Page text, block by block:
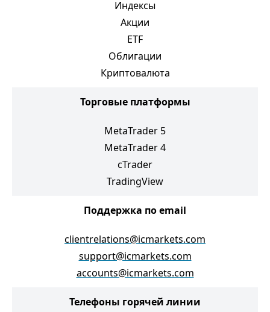
Индексы
Акции
ETF
Облигации
Криптовалюта
Торговые платформы
MetaTrader 5
MetaTrader 4
cTrader
TradingView
Поддержка по email
clientrelations@icmarkets.com
support@icmarkets.com
accounts@icmarkets.com
Телефоны горячей линии